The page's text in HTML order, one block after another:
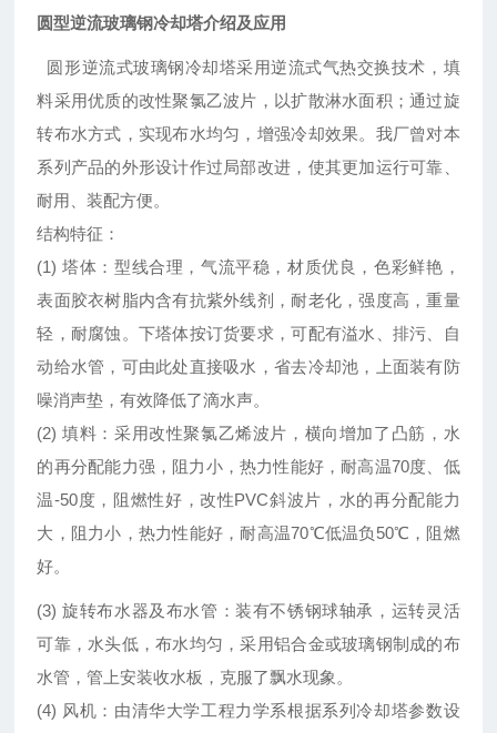
圆型逆流玻璃钢冷却塔介绍及应用
圆形逆流式玻璃钢冷却塔采用逆流式气热交换技术，填
料采用优质的改性聚氯乙波片，以扩散淋水面积；通过旋
转布水方式，实现布水均匀，增强冷却效果。我厂曾对本
系列产品的外形设计作过局部改进，使其更加运行可靠、
耐用、装配方便。
结构特征：
(1) 塔体：型线合理，气流平稳，材质优良，色彩鲜艳，
表面胶衣树脂内含有抗紫外线剂，耐老化，强度高，重量
轻，耐腐蚀。下塔体按订货要求，可配有溢水、排污、自
动给水管，可由此处直接吸水，省去冷却池，上面装有防
噪消声垫，有效降低了滴水声。
(2) 填料：采用改性聚氯乙烯波片，横向增加了凸筋，水
的再分配能力强，阻力小，热力性能好，耐高温70度、低
温-50度，阻燃性好，改性PVC斜波片，水的再分配能力
大，阻力小，热力性能好，耐高温70℃低温负50℃，阻燃
好。
(3) 旋转布水器及布水管：装有不锈钢球轴承，运转灵活
可靠，水头低，布水均匀，采用铝合金或玻璃钢制成的布
水管，管上安装收水板，克服了飘水现象。
(4) 风机：由清华大学工程力学系根据系列冷却塔参数设